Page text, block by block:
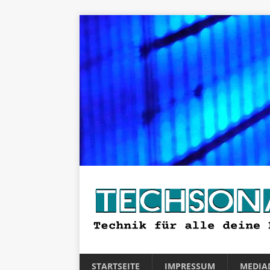
STARTSEITE IMPRESSUM